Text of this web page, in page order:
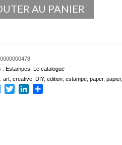
AU PANIER
: Estampes Le catalogue
art, creative, DIY, edition, estampe, paper, papier,
Messenger
TwitterLinkedIn